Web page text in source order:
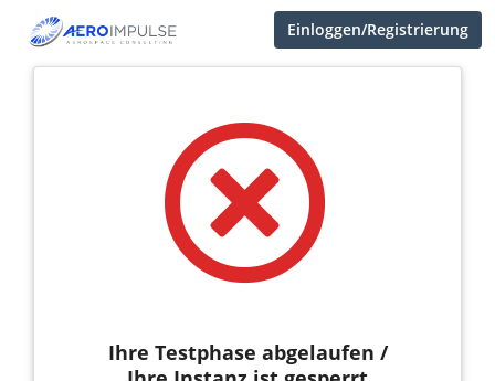
Einloggen/Registrierung
Ihre Testphase abgelaufen /